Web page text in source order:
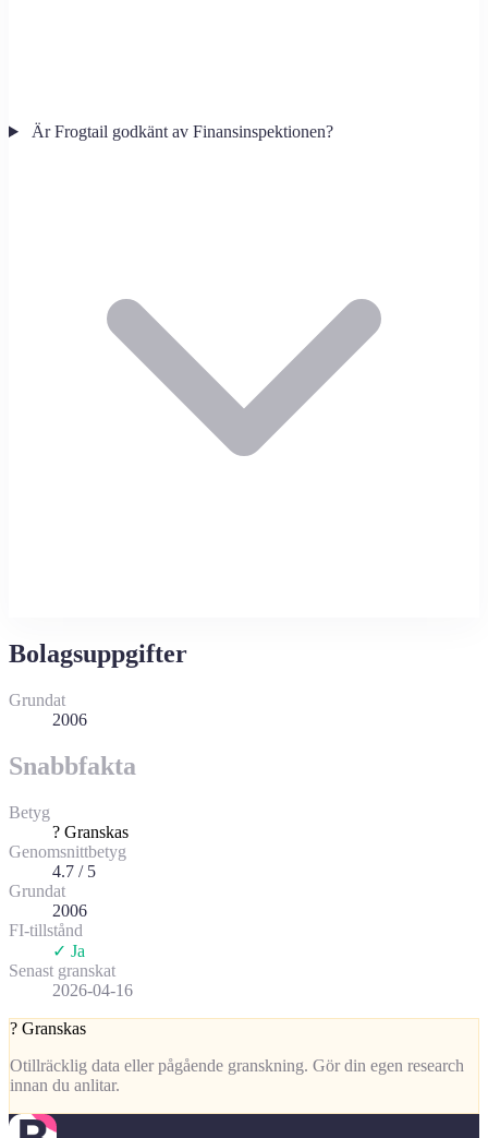
Är Frogtail godkänt av Finansinspektionen?
Bolagsuppgifter
Grundat
2006
Snabbfakta
Betyg
? Granskas
Genomsnittbetyg
4.7 / 5
Grundat
2006
FI-tillstånd
✓ Ja
Senast granskat
2026-04-16
? Granskas
Otillräcklig data eller pågående granskning. Gör din egen research
innan du anlitar.